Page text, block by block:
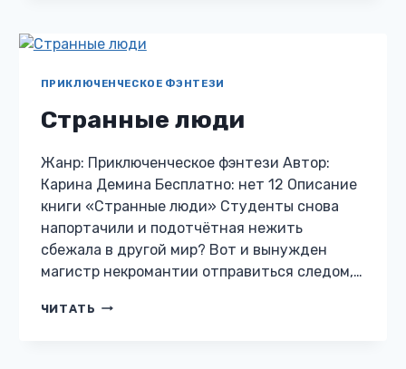
ПРИКЛЮЧЕНЧЕСКОЕ ФЭНТЕЗИ
Странные люди
Жанр: Приключенческое фэнтези Автор:
Карина Демина Бесплатно: нет 12 Описание
книги «Странные люди» Студенты снова
напортачили и подотчётная нежить
сбежала в другой мир? Вот и вынужден
магистр некромантии отправиться следом,…
ЧИТАТЬ СТРАННЫЕ